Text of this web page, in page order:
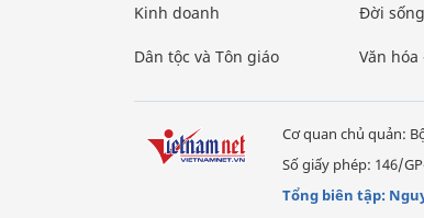
Kinh doanh
Dân tộc và Tôn giáo
Đời sống
Văn
Cơ quan chủ quản:
Số giấy phép: 146/
Tổng biên tập: